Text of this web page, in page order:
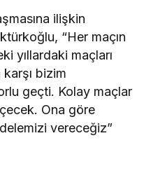
ilişkin
“Her maçın
yıllardaki maçları
bizim
geçti. Kolay maçlar
Ona göre
vereceğiz”